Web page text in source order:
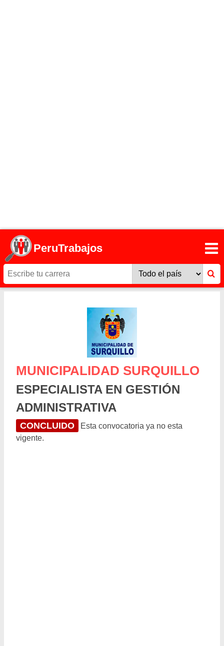
PeruTrabajos
MUNICIPALIDAD SURQUILLO
ESPECIALISTA EN GESTIÓN
ADMINISTRATIVA
CONCLUIDO
Esta convocatoria ya no esta
vigente.